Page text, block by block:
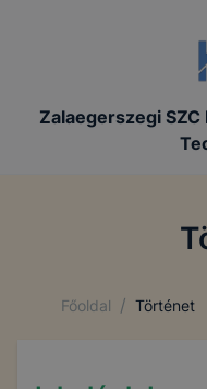
Zalaegerszegi
Főoldal / Történet